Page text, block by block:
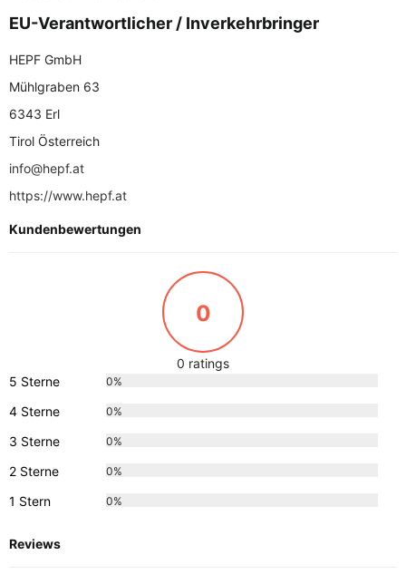
EU-Verantwortlicher / Inverkehrbringer
HEPF GmbH
Mühlgraben 63
6343 Erl
Tirol Österreich
info@hepf.at
https://www.hepf.at
Kundenbewertungen
0
0 ratings
5 Sterne
0%
4 Sterne 0%
3 Sterne 0%
2 Sterne 0%
1 Stern 0%
Reviews